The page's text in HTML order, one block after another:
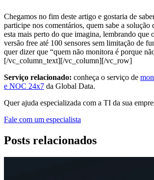
Chegamos no fim deste artigo e gostaria de
participe nos comentários, quem sabe a solução
esta mais perto do que imagina, lembrando que
versão free até 100 sensores sem limitação de
quer dizer que “quem não monitora é porque
[/vc_column_text][/vc_column][/vc_row]
Serviço relacionado: conheça o serviço de
e NOC 24x7 da Global Data.
Quer ajuda especializada com a TI da sua
Fale com um especialista
Posts relacionados